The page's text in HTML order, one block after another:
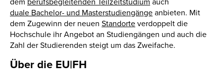
duale Bachelor- und Masterstudiengänge anbieten. Mit
dem Zugewinn der neuen Standorte verdoppelt die
Hochschule ihr Angebot an Studiengängen und auch die
Zahl der Studierenden steigt um das Zweifache.
Über die EU|FH